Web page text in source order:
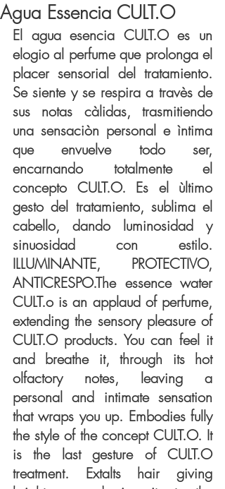
Agua Essencia CULT.O
El agua esencia CULT.O es un
elogio al perfume que prolonga el
placer sensorial del tratamiento.
Se siente y se respira a travès de
sus notas càlidas, trasmitiendo
una sensaciòn personal e ìntima
que envuelve todo ser,
encarnando totalmente el
concepto CULT.O. Es el ùltimo
gesto del tratamiento, sublima el
cabello, dando luminosidad y
sinuosidad con estilo.
ILLUMINANTE, PROTECTIVO,
ANTICRESPO.The essence water
CULT.o is an applaud of perfume,
extending the sensory pleasure of
CULT.O products. You can feel it
and breathe it, through its hot
olfactory notes, leaving a
personal and intimate sensation
that wraps you up. Embodies fully
the style of the concept CULT.O. It
is the last gesture of CULT.O
treatment. Extalts hair giving